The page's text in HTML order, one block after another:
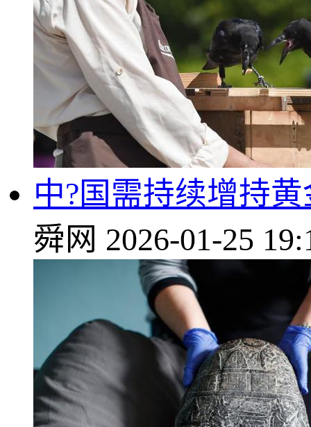
中?国需持续增持
舜网 2026-01-25